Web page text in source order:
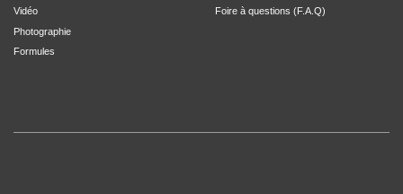
Vidéo
Photographie
Formules
Foire à questions (F.A.Q)